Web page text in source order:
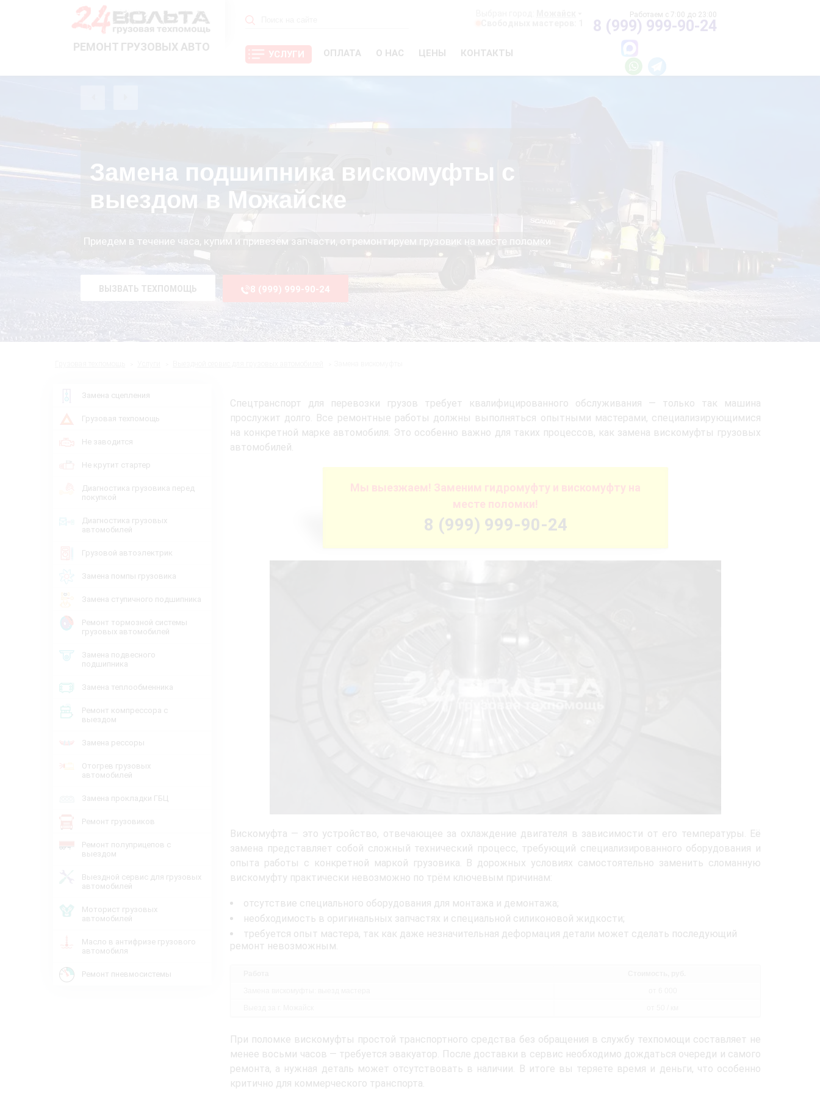
РЕМОНТ ГРУЗОВЫХ АВТО
УСЛУГИ ОПЛАТА О НАС ЦЕНЫ КОНТАКТЫ
8 (999) 999-90-24
Замена подшипника вискомуфты с
выездом в Можайске
Приедем в течение часа, купим и привезём запчасти, отремонтируем грузовик на месте поломки
ВЫЗВАТЬ ТЕХПОМОЩЬ 8 (999) 999-90-24
Замена сцепления
Грузовая техпомощь
Не заводится
Не крутит стартер
Диагностика грузовика перед
покупкой
Диагностика грузовых
автомобилей
Грузовой автоэлектрик
Замена помпы грузовика
Замена ступичного подшипника
Ремонт тормозной системы
грузовых автомобилей
Замена подвесного
подшипника
Замена теплообменника
Ремонт компрессора с
выездом
Замена рессоры
Отогрев грузовых
автомобилей
Замена прокладки ГБЦ
Ремонт грузовиков
Ремонт полуприцепов с
выездом
Выездной сервис для грузовых
автомобилей
Моторист грузовых
автомобилей
Масло в антифризе грузового
автомобиля
Ремонт пневмосистемы
Спецтранспорт для перевозки грузов требует квалифицированного обслуживания — только так машина
прослужит долго. Все ремонтные работы должны выполняться опытными мастерами, специализирующимися
на конкретной марке автомобиля. Это особенно важно для таких процессов, как замена вискомуфты грузовых
автомобилей.
Мы выезжаем! Заменим гидромуфту и вискомуфту на
месте поломки!
8 (999) 999-90-24
Вискомуфта — это устройство, отвечающее за охлаждение двигателя в зависимости от его температуры. Её
замена представляет собой сложный технический процесс, требующий специализированного оборудования и
опыта работы с конкретной маркой грузовика. В дорожных условиях самостоятельно заменить сломанную
вискомуфту практически невозможно по трём ключевым причинам:
отсутствие специального оборудования для монтажа и демонтажа;
необходимость в оригинальных запчастях и специальной силиконовой жидкости;
требуется опыт мастера, так как даже незначительная деформация детали может сделать последующий
ремонт невозможным.
При поломке вискомуфты простой транспортного средства без обращения в службу техпомощи составляет не
менее восьми часов — требуется эвакуатор. После доставки в сервис необходимо дождаться очереди и самого
ремонта, а нужная деталь может отсутствовать в наличии. В итоге вы теряете время и деньги, что особенно
критично для коммерческого транспорта.